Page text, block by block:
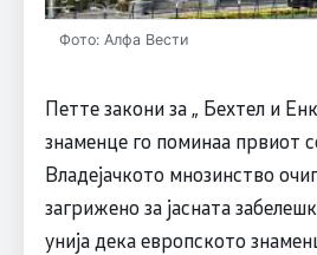
Фото: Алфа Вести
Петте закони за „ Бехтел и
знаменце го поминаа првиот
Владејачкото мнозинство
загрижено за јасната
унија дека европското